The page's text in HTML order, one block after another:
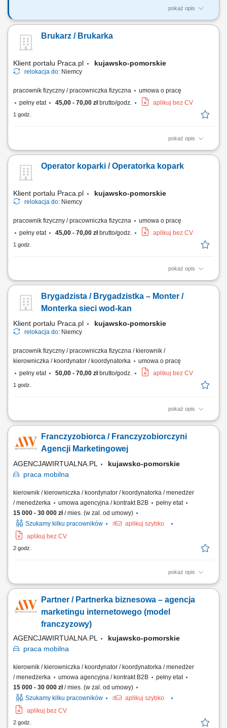
pokaż opis
Zakres obowiązków: montaż i demontaż rurociągów oraz instalacji
konserwacja oraz naprawa maszyn i urządzeń; wykonywanie drobnych
modyfikacji instalacji; montaż armatury, zaworów i elementów instalacji;
Brukarz / Brukarka
Klient portalu Praca.pl kujawsko-pomorskie
relokacja do: Niemcy
pracownik fizyczny / pracowniczka fizyczna
umowa o pracę
pełny etat
45,00 - 70,00 złbrutto/godz. aplikuj bez CV
1 godz.
pokaż opis
Układanie kostki granitowej, betonowej oraz kamienia naturalnego;
nawierzchnie; Dbanie o jakość, estetykę i precyzję wykonania;
Przestrzeganie zasad BHP i standardów budowlanych;
Operator koparki / Operatorka kopark
Klient portalu Praca.pl kujawsko-pomorskie
relokacja do: Niemcy
pracownik fizyczny / pracowniczka fizyczna
umowa o pracę
pełny etat
45,00 - 70,00 złbrutto/godz. aplikuj bez CV
1 godz.
pokaż opis
Obsługa koparki przy pracach ziemnych; Wykonywanie wykopów pod
brygadą budowlaną na terenie inwestycji; Kontrola stanu technicznego i
dbanie o sprzęt; Przestrzeganie norm bezpieczeństwa oraz standardów
Brygadzista / Brygadzistka – Monter /
Monterka sieci wod-kan
Klient portalu Praca.pl kujawsko-pomorskie
relokacja do: Niemcy
pracownik fizyczny / pracowniczka fizyczna / kierownik /
kierowniczka / koordynator / koordynatorka
umowa o pracę
pełny etat
50,00 - 70,00 złbrutto/godz. aplikuj bez CV
1 godz.
pokaż opis
Budowa i montaż zewnętrznych sieci wodno-kanalizacyjnych;
dokumentacji technicznej i rysunków; Obsługa niwelatora optycznego
oraz laserowego; Dbanie o jakość i terminowość realizowanych prac;
Franczyzobiorca / Franczyzobiorczyni
Agencji Marketingowej
AGENCJAWIRTUALNA.PL
kujawsko-pomorskie
praca mobilna
kierownik / kierowniczka / koordynator / koordynatorka / menedżer
/ menedżerka
umowa agencyjna / kontrakt B2B
pełny etat
15 000 - 30 000 zł/ mies. (w zal. od umowy)
Szukamy kilku pracowników
aplikuj szybko
aplikuj bez CV
2 godz.
pokaż opis
Twój Zakres Działania: Prowadzenie własnej działalności gospodarczej
obsługa klientów biznesowych. Zarządzanie sprzedażą usług
marketingu internetowego (strony WWW, sklepy internetowe, Social
Media, SEO/SEM, filmy...
Partner / Partnerka biznesowa – agencja
marketingu internetowego (model
franczyzowy)
AGENCJAWIRTUALNA.PL
kujawsko-pomorskie
praca mobilna
kierownik / kierowniczka / koordynator / koordynatorka / menedżer
/ menedżerka
umowa agencyjna / kontrakt B2B
pełny etat
15 000 - 30 000 zł/ mies. (w zal. od umowy)
Szukamy kilku pracowników
aplikuj szybko
aplikuj bez CV
2 godz.